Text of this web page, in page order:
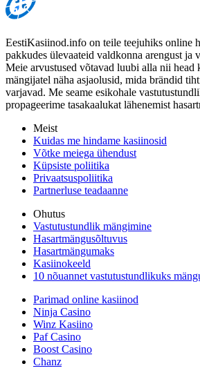
EestiKasiinod.info on teile teejuhiks online
pakkudes ülevaateid valdkonna arengust ja
Meie arvustused võtavad luubi alla nii head
mängijatel näha asjaolusid, mida brändid
varjavad. Me seame esikohale
propageerime tasakaalukat lähenemist
Meist
Kuidas me hindame kasiinosid
Võtke meiega ühendust
Küpsiste poliitika
Privaatsuspoliitika
Partnerluse teadaanne
Ohutus
Vastutustundlik mängimine
Hasartmängusõltuvus
Hasartmängumaks
Kasiinokeeld
10 nõuannet vastutustundlikuks
Parimad online kasiinod
Ninja Casino
Winz Kasiino
Paf Casino
Boost Casino
Chanz